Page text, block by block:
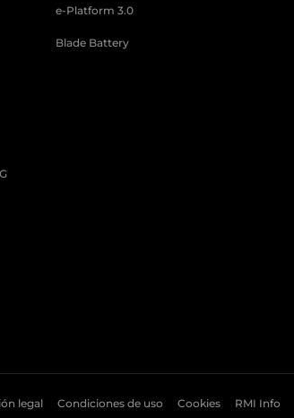
e-Platform 3.0
Blade Battery
legal Condiciones de uso Cookies RMI Info